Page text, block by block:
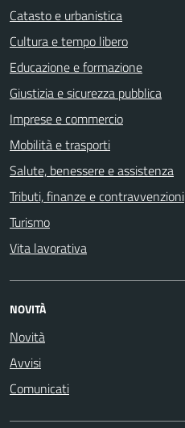
Catasto e urbanistica
Cultura e tempo libero
Educazione e formazione
Giustizia e sicurezza pubblica
Imprese e commercio
Mobilità e trasporti
Salute, benessere e assistenza
Tributi, finanze e contravvenzioni
Turismo
Vita lavorativa
NOVITÀ
Novità
Avvisi
Comunicati